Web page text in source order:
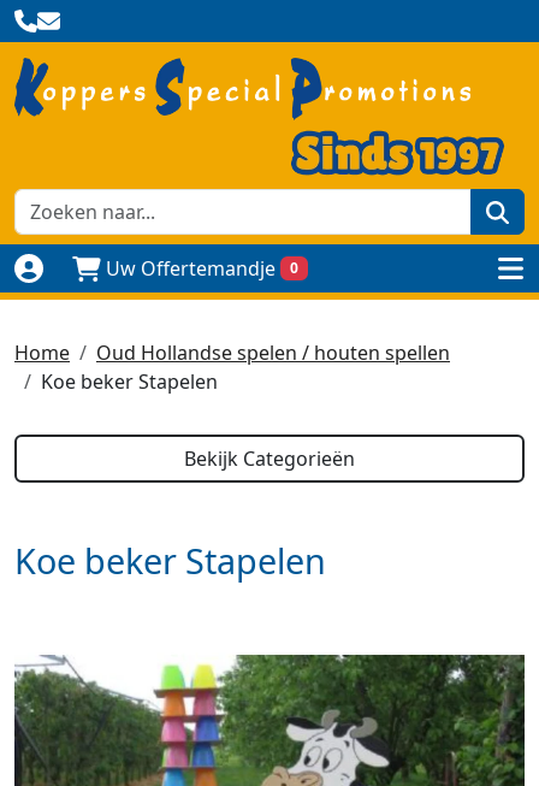
Naar login paginaUw Offertemandje 0
Home
Oud Hollandse spelen / houten spellen
Koe beker Stapelen
Bekijk Categorieën
Koe beker Stapelen